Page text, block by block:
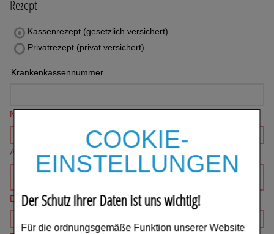
COOKIE-
EINSTELLUNGEN
Der Schutz Ihrer Daten ist uns wichtig!
Für die ordnungsgemäße Funktion unserer Website
Auge, Ohr, Nase & Mund
Blase, Niere & Urogenitaltrakt
Diabetes
Haut, Haare & Nägel
Herz, Kreislauf & Gefäße
Magen/Darm & Leber/Galle
Schmerzen
Für Kinder
Rezept
Kassenrezept (gesetzlich versichert)
Privatrezept (privat versichert)
Krankenkassennummer
Name*
Adresse*
E-mail*